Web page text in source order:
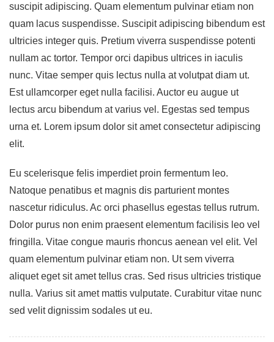
suscipit adipiscing. Quam elementum pulvinar etiam non
quam lacus suspendisse. Suscipit adipiscing bibendum est
ultricies integer quis. Pretium viverra suspendisse potenti
nullam ac tortor. Tempor orci dapibus ultrices in iaculis
nunc. Vitae semper quis lectus nulla at volutpat diam ut.
Est ullamcorper eget nulla facilisi. Auctor eu augue ut
lectus arcu bibendum at varius vel. Egestas sed tempus
urna et. Lorem ipsum dolor sit amet consectetur adipiscing
elit.
Eu scelerisque felis imperdiet proin fermentum leo.
Natoque penatibus et magnis dis parturient montes
nascetur ridiculus. Ac orci phasellus egestas tellus rutrum.
Dolor purus non enim praesent elementum facilisis leo vel
fringilla. Vitae congue mauris rhoncus aenean vel elit. Vel
quam elementum pulvinar etiam non. Ut sem viverra
aliquet eget sit amet tellus cras. Sed risus ultricies tristique
nulla. Varius sit amet mattis vulputate. Curabitur vitae nunc
sed velit dignissim sodales ut eu.